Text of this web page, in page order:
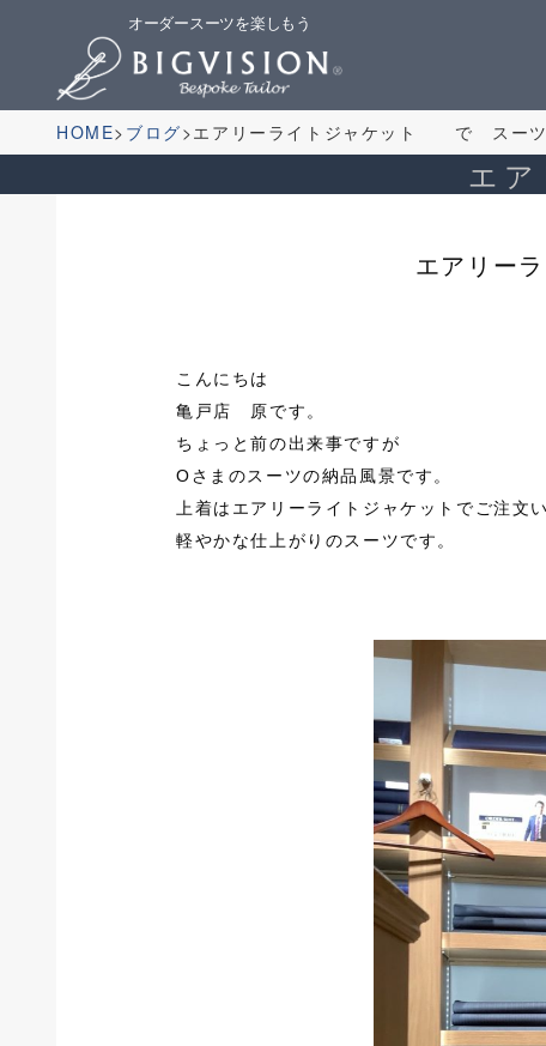
オーダースーツを楽しもう
HOME ブログ エアリーライトジャケット で スーツ
エ
エアリー
こんにちは
亀戸店 原です。
ちょっと前の出来事ですが
Оさまのスーツの納品風景です。
上着はエアリーライトジャケットでご注文い
軽やかな仕上がりのスーツです。